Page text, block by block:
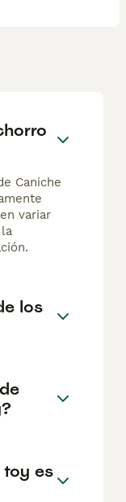
Caniche
variar
los
toy es